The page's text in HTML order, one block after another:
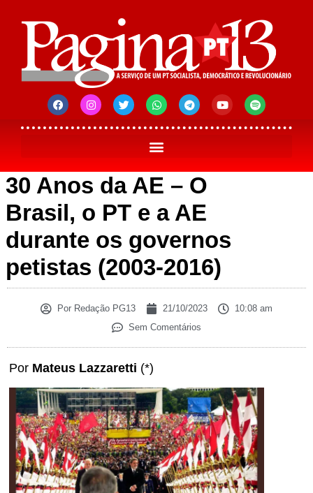
30 Anos da AE – O
Brasil, o PT e a AE
durante os governos
petistas (2003-2016)
Por Redação PG13 21/10/2023
10:08 am
Sem Comentários
Por Mateus Lazzaretti (*)